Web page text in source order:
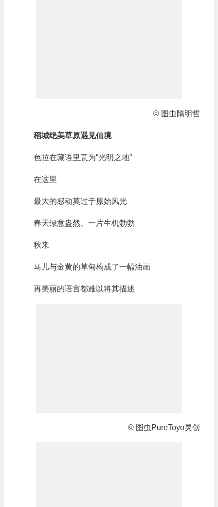
© 图虫隋明哲
稻城绝美草原遇见仙境
色拉在藏语里意为“光明之地”
在这里
最大的感动莫过于原始风光
春天绿意盎然、一片生机勃勃
秋来
马儿与金黄的草甸构成了一幅油画
再美丽的语言都难以将其描述
© 图虫PureToyo灵创